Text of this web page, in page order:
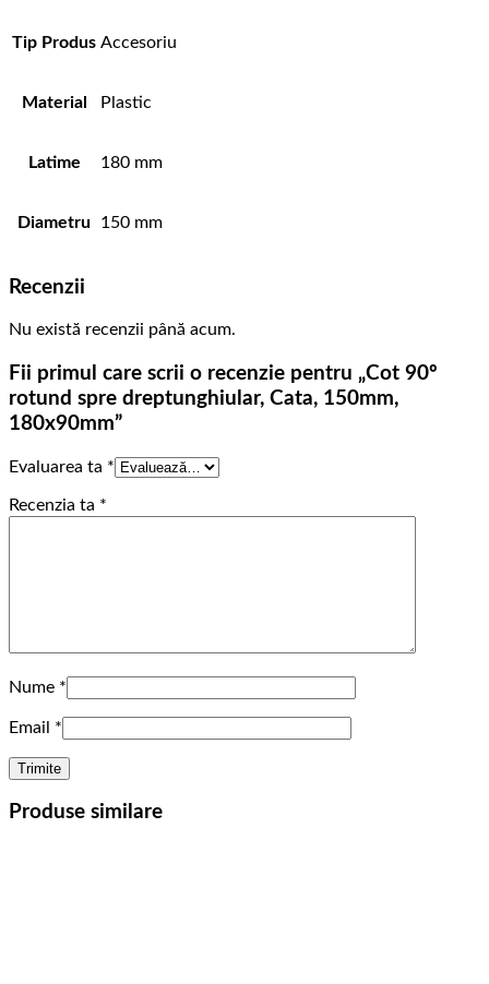
Tip Produs Accesoriu
Material Plastic
Latime 180 mm
Diametru 150 mm
Recenzii
Nu există recenzii până acum.
Fii primul care scrii o recenzie pentru „Cot 90º
rotund spre dreptunghiular, Cata, 150mm,
180x90mm”
Evaluarea ta *
Recenzia ta *
Nume *
Email *
Produse similare